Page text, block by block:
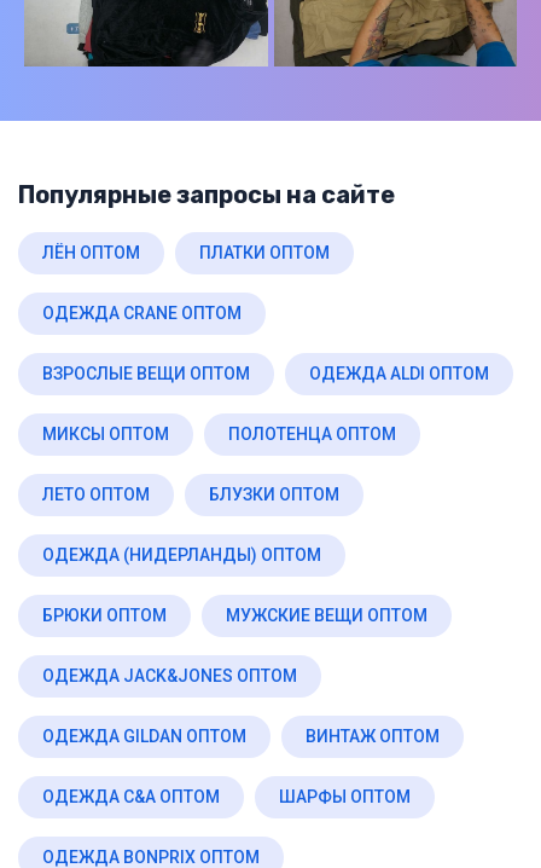
Популярные запросы на сайте
ЛЁН ОПТОМ ПЛАТКИ ОПТОМ
ОДЕЖДА CRANE ОПТОМ
ВЗРОСЛЫЕ ВЕЩИ ОПТОМ ОДЕЖДА ALDI ОПТОМ
МИКСЫ ОПТОМ ПОЛОТЕНЦА ОПТОМ
ЛЕТО ОПТОМ БЛУЗКИ ОПТОМ
ОДЕЖДА (НИДЕРЛАНДЫ) ОПТОМ
БРЮКИ ОПТОМ МУЖСКИЕ ВЕЩИ ОПТОМ
ОДЕЖДА JACK&JONES ОПТОМ
ОДЕЖДА GILDAN ОПТОМ ВИНТАЖ ОПТОМ
ОДЕЖДА C&A ОПТОМ ШАРФЫ ОПТОМ
ОДЕЖДА BONPRIX ОПТОМ